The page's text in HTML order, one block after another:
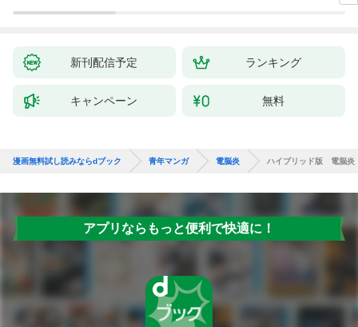
新刊配信予定 ランキング
キャンペーン 無料
漫画無料試し読みならdブック 青年マンガ 電脳炎 ハイブリッド版 電脳炎
アプリならもっと便利で快適に！